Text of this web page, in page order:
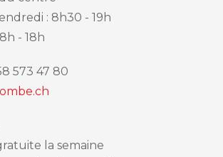
: 8h30 - 19h
- 18h
573 47 80
la semaine